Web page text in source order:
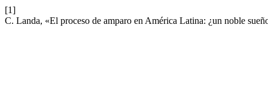
[1]
C. Landa, «El proceso de amparo en América Latina: ¿un noble